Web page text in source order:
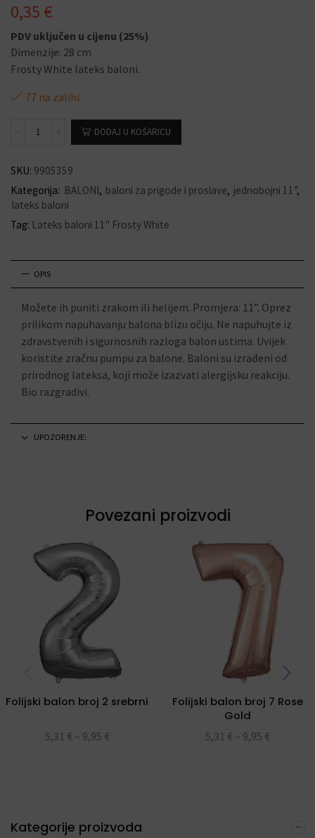
0,35 €
PDV uključen u cijenu (25%)
Dimenzije: 28 cm
Frosty White lateks baloni.
77 na zalihi
DODAJ U KOŠARICU
SKU: 9905359
Kategorija: BALONI, baloni za prigode i proslave, jednobojni 11”,
lateks baloni
Tag: Lateks baloni 11" Frosty White
OPIS
Možete ih puniti zrakom ili helijem. Promjera: 11”. Oprez
prilikom napuhavanju balona blizu očiju. Ne napuhujte iz
zdravstvenih i sigurnosnih razloga balon ustima. Uvijek
koristite zračnu pumpu za balone. Baloni su izrađeni od
prirodnog lateksa, koji može izazvati alergijsku reakciju.
Bio razgradivi.
UPOZORENJE:
Povezani proizvodi
Folijski balon broj 2 srebrni
5,31 € – 9,95 €
Folijski balon broj 7 Rose
Gold
5,31 € – 9,95 €
Kategorije proizvoda